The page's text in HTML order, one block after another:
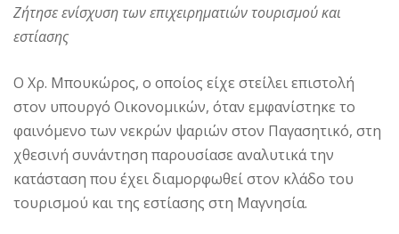
Ζήτησε ενίσχυση των επιχειρηματιών τουρισμού και
εστίασης
Ο Χρ. Μπουκώρος, ο οποίος είχε στείλει επιστολή
στον υπουργό Οικονομικών, όταν εμφανίστηκε το
φαινόμενο των νεκρών ψαριών στον Παγασητικό, στη
χθεσινή συνάντηση παρουσίασε αναλυτικά την
κατάσταση που έχει διαμορφωθεί στον κλάδο του
τουρισμού και της εστίασης στη Μαγνησία.